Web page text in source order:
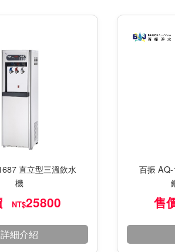
直立型三溫飲水
機
NT$25800
詳細介紹
百振
售